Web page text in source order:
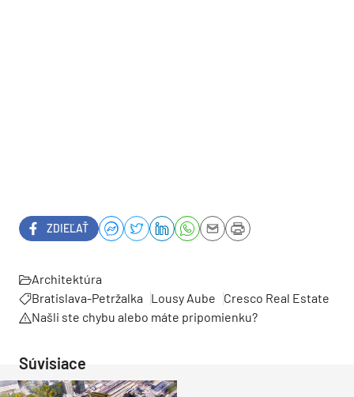
ZDIEĽAŤ
Architektúra
Bratislava-Petržalka
Lousy Aube
Cresco Real Estate
Našli ste chybu alebo máte pripomienku?
Súvisiace